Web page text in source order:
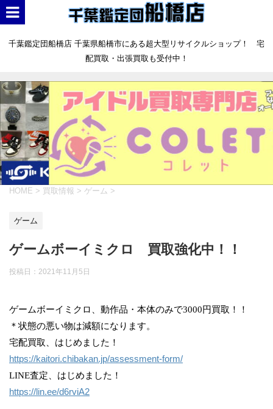
千葉鑑定団船橋店 千葉県船橋市にある超大型リサイクルショップ！ 宅
配買取・出張買取も受付中！
HOME > 買取情報 > ゲーム >
ゲーム
ゲームボーイミクロ 買取強化中！！
投稿日： 2021年11月5日
ゲームボーイミクロ、動作品・本体のみで3000円買取！！
＊状態の悪い物は減額になります。
宅配買取、はじめました！
https://kaitori.chibakan.jp/assessment-form/
LINE査定、はじめました！
https://lin.ee/d6rviA2